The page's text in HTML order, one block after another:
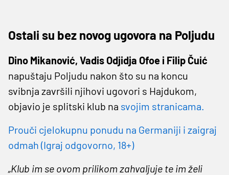
Ostali su bez novog ugovora na Poljudu
Dino Mikanović, Vadis Odjidja Ofoe i Filip Čuić
napuštaju Poljudu nakon što su na koncu
svibnja završili njihovi ugovori s Hajdukom,
objavio je splitski klub na svojim stranicama.
Prouči cjelokupnu ponudu na Germaniji i zaigraj
odmah (Igraj odgovorno, 18+)
„Klub im se ovom prilikom zahvaljuje te im želi